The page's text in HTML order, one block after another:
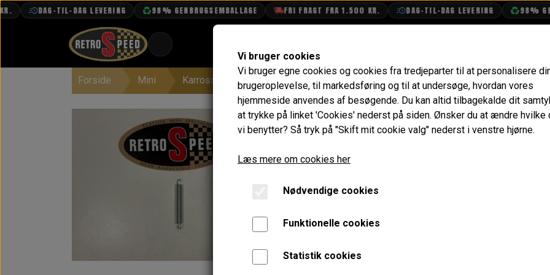
DAG-TIL-DAG LEVERING 98% GENBRUGSEMBALLAGE FRI FRAGT FRA 1.500 KR. DAG-TIL-DAG LEVERING 98%
PROJEKTER
Forside Mini Karrosseri Front Motor Hjelm Hjelmlås Retur Fjeder, Lang Model,
På lager
Hjelmlås Retur Fjeder,
Clubman/Rundnæset
Varenummer: 24G3591
Er den lange model som er lavet til clubman og MPi
Kan fint bruges til alm. rundnæset mini mk3 og frem til
ud som krog.
Vi bruger cookies
Vi bruger egne cookies og cookies fra tredjeparter til at personalisere
brugeroplevelse, til markedsføring og til at undersøge, hvordan vores
hjemmeside anvendes af besøgende. Du kan altid tilbagekalde dit
at trykke på linket 'Cookies' nederst på siden. Ønsker du at ændre hvilke
vi benytter? Så tryk på "Skift mit cookie valg" nederst i venstre hjørne.
Læs mere om cookies her
Nødvendige cookies
Funktionelle cookies
Statistik cookies